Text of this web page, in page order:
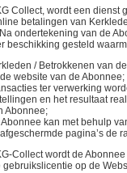
Collect, wordt een dienst
betalingen van
ondertekening van de
beschikking gesteld
/ Betrokkenen van
website van de Abonnee;
ter verwerking
en het resultaat
Abonnee;
Abonnee kan met behulp
pagina’s de
Collect wordt de
gebruikslicentie op de